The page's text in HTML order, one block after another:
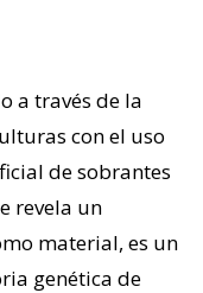
a través de la
con el uso
de sobrantes
revela un
material, es un
genética de